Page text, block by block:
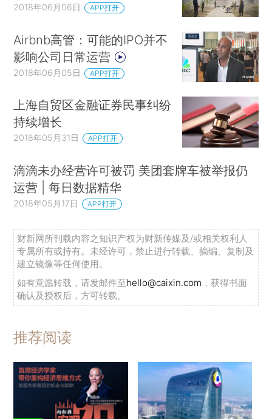
2018年06月06日 APP打开
Airbnb高管：可能的IPO并不
影响公司日常运营
2018年06月05日 APP打开
上海自贸区金融证券民事纠纷
持续增长
2018年05月31日 APP打开
滴滴未办经营许可被罚 美团套牌车被举报仍
运营 | 每日数据精华
2018年05月17日 APP打开
财新网所刊载内容之知识产权为财新传媒及/或相关权利人
专属所有或持有。未经许可，禁止进行转载、摘编、复制及
建立镜像等任何使用。
如有意愿转载，请发邮件至hello@caixin.com ，获得书面
确认及授权后，方可转载。
推荐阅读